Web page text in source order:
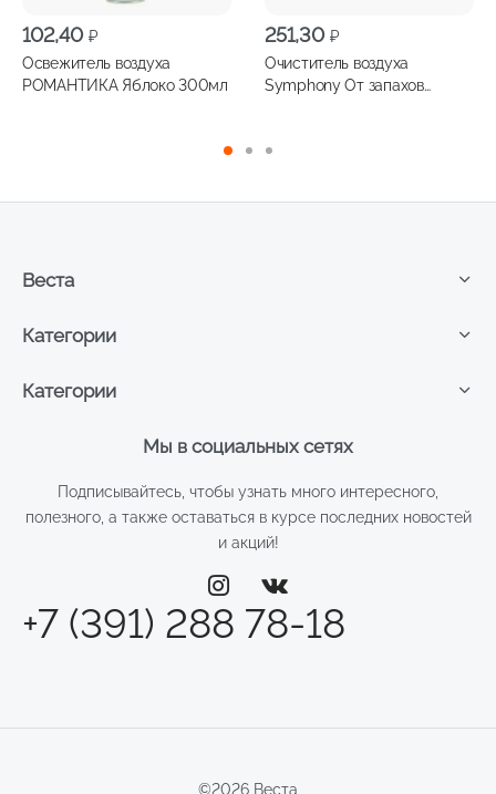
102,40 ₽
Освежитель воздуха
РОМАНТИКА Яблоко 300мл
251,30 ₽
Очиститель воздуха
Symphony От запахов
Мы в социальных сетях
Подписывайтесь, чтобы узнать много интересного,
полезного, а также оставаться в курсе последних новостей
и акций!
+7 (391) 288 78-18
Категории
Категории
Веста
©2026 Веста